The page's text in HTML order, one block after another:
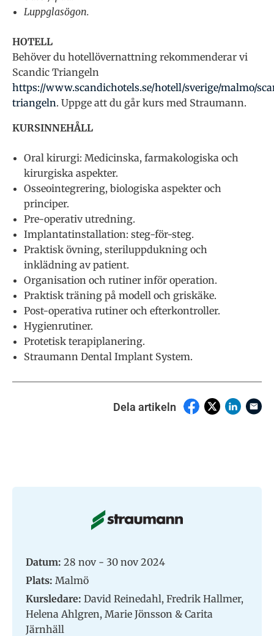
Luppglasögon.
HOTELL
Behöver du hotellövernattning rekommenderar vi
Scandic Triangeln
https://www.scandichotels.se/hotell/sverige/malmo/
triangeln. Uppge att du går kurs med Straumann.
KURSINNEHÅLL
Oral kirurgi: Medicinska, farmakologiska och
kirurgiska aspekter.
Osseointegrering, biologiska aspekter och
principer.
Pre-operativ utredning.
Implantatinstallation: steg-för-steg.
Praktisk övning, steriluppdukning och
inklädning av patient.
Organisation och rutiner inför operation.
Praktisk träning på modell och griskäke.
Post-operativa rutiner och efterkontroller.
Hygienrutiner.
Protetisk terapiplanering.
Straumann Dental Implant System.
Dela artikeln
Datum: 28 nov - 30 nov 2024
Plats: Malmö
Kursledare: David Reinedahl, Fredrik Hallmer,
Helena Ahlgren, Marie Jönsson & Carita
Järnhäll